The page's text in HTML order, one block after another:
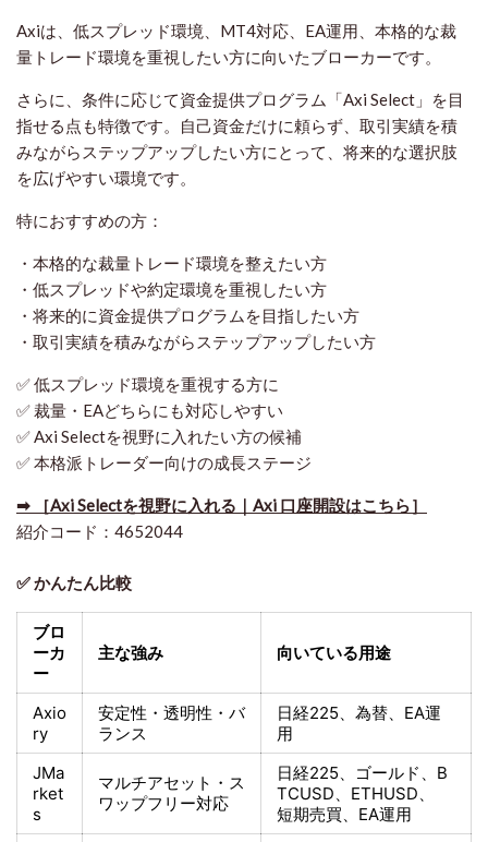
Axiは、低スプレッド環境、MT4対応、EA運用、本格的な裁
量トレード環境を重視したい方に向いたブローカーです。
さらに、条件に応じて資金提供プログラム「Axi Select」を目
指せる点も特徴です。自己資金だけに頼らず、取引実績を積
みながらステップアップしたい方にとって、将来的な選択肢
を広げやすい環境です。
特におすすめの方：
・本格的な裁量トレード環境を整えたい方
・低スプレッドや約定環境を重視したい方
・将来的に資金提供プログラムを目指したい方
・取引実績を積みながらステップアップしたい方
✅ 低スプレッド環境を重視する方に
✅ 裁量・EAどちらにも対応しやすい
✅ Axi Selectを視野に入れたい方の候補
✅ 本格派トレーダー向けの成長ステージ
➡ ［Axi Selectを視野に入れる｜Axi 口座開設はこちら］
紹介コード：4652044
✅ かんたん比較
ブロ
ーカ
ー
主な強み 向いている用途
Axio
ry
安定性・透明性・バ
ランス
日経225、為替、EA運
用
JMa
rket
s
マルチアセット・ス
ワップフリー対応
日経225、ゴールド、 B
TCUSD、ETHUSD、
短期売買、EA運用